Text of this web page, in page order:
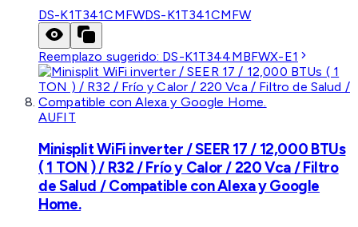
DS-K1T341CMFWDS-K1T341CMFW
Reemplazo sugerido: DS-K1T344MBFWX-E1
AUFIT
Minisplit WiFi inverter / SEER 17 / 12,000 BTUs
( 1 TON ) / R32 / Frío y Calor / 220 Vca / Filtro
de Salud / Compatible con Alexa y Google
Home.